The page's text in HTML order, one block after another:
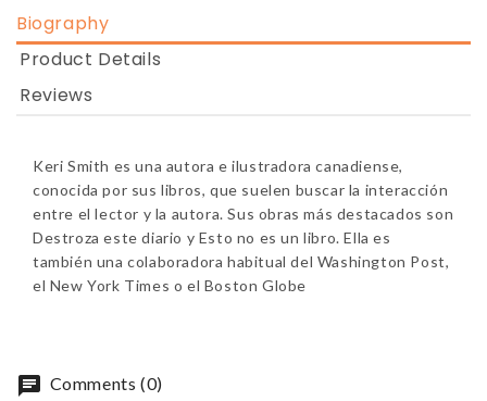
Biography
Product Details
Reviews
Keri Smith es una autora e ilustradora canadiense,
conocida por sus libros, que suelen buscar la interacción
entre el lector y la autora. Sus obras más destacados son
Destroza este diario y Esto no es un libro. Ella es
también una colaboradora habitual del Washington Post,
el New York Times o el Boston Globe
chat Comments (0)